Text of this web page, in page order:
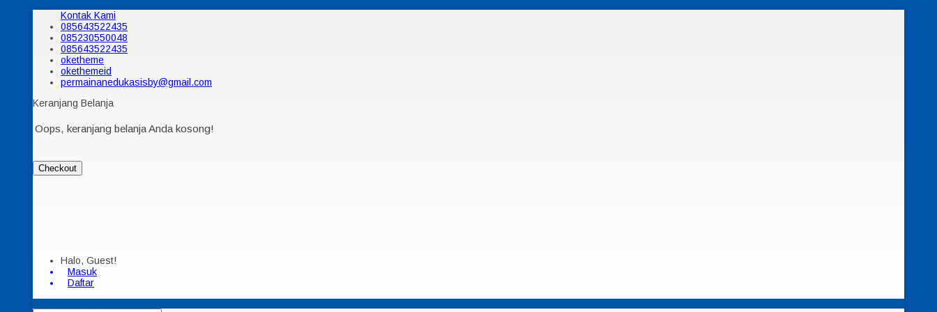
Kontak Kami
085643522435
085230550048
085643522435
oketheme
okethemeid
permainanedukasisby@gmail.com
Keranjang Belanja
Oops, keranjang belanja Anda kosong!
Checkout
Halo, Guest!
Masuk
Daftar